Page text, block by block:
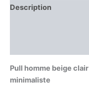
Description
Pull homme beige
minimaliste